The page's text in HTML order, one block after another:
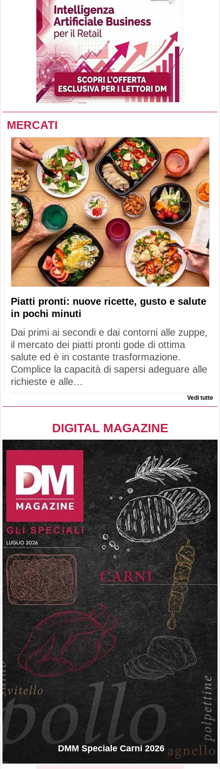
MERCATI
Piatti pronti: nuove ricette, gusto e salute
in pochi minuti
Dai primi ai secondi e dai contorni alle zuppe,
il mercato dei piatti pronti gode di ottima
salute ed è in costante trasformazione.
Complice la capacità di sapersi adeguare alle
richieste e alle…
Vedi tutte
DIGITAL MAGAZINE
DMM Speciale Carni 2026